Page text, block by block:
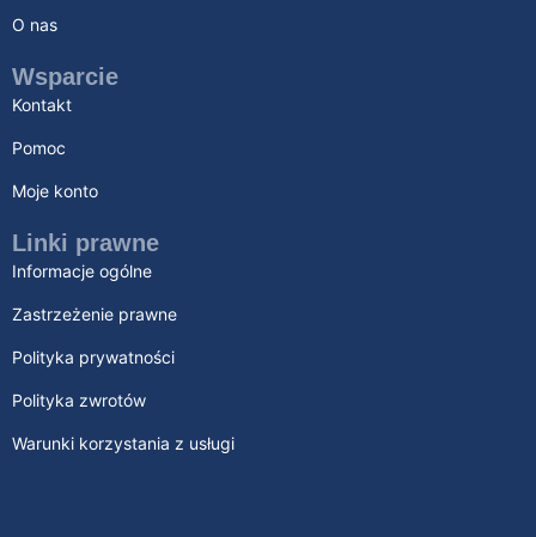
O nas
Wsparcie
Kontakt
Pomoc
Moje konto
Linki prawne
Informacje ogólne
Zastrzeżenie prawne
Polityka prywatności
Polityka zwrotów
Warunki korzystania z usługi